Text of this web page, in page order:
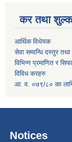
कर तथा
आर्थिक विधेयक
सेवा सम्वन्धि दस्तुर
विभिन्न प्रमाणित र
विविध करहरु
आ. व. ०७९/८० का
Notices